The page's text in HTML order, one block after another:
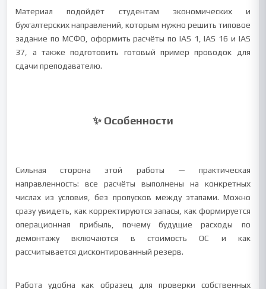
Материал подойдёт студентам экономических и
бухгалтерских направлений, которым нужно решить типовое
задание по МСФО, оформить расчёты по IAS 1, IAS 16 и IAS
37, а также подготовить готовый пример проводок для
сдачи преподавателю.
✨ Особенности
Сильная сторона этой работы — практическая
направленность: все расчёты выполнены на конкретных
числах из условия, без пропусков между этапами. Можно
сразу увидеть, как корректируются запасы, как формируется
операционная прибыль, почему будущие расходы по
демонтажу включаются в стоимость ОС и как
рассчитывается дисконтированный резерв.
Работа удобна как образец для проверки собственных